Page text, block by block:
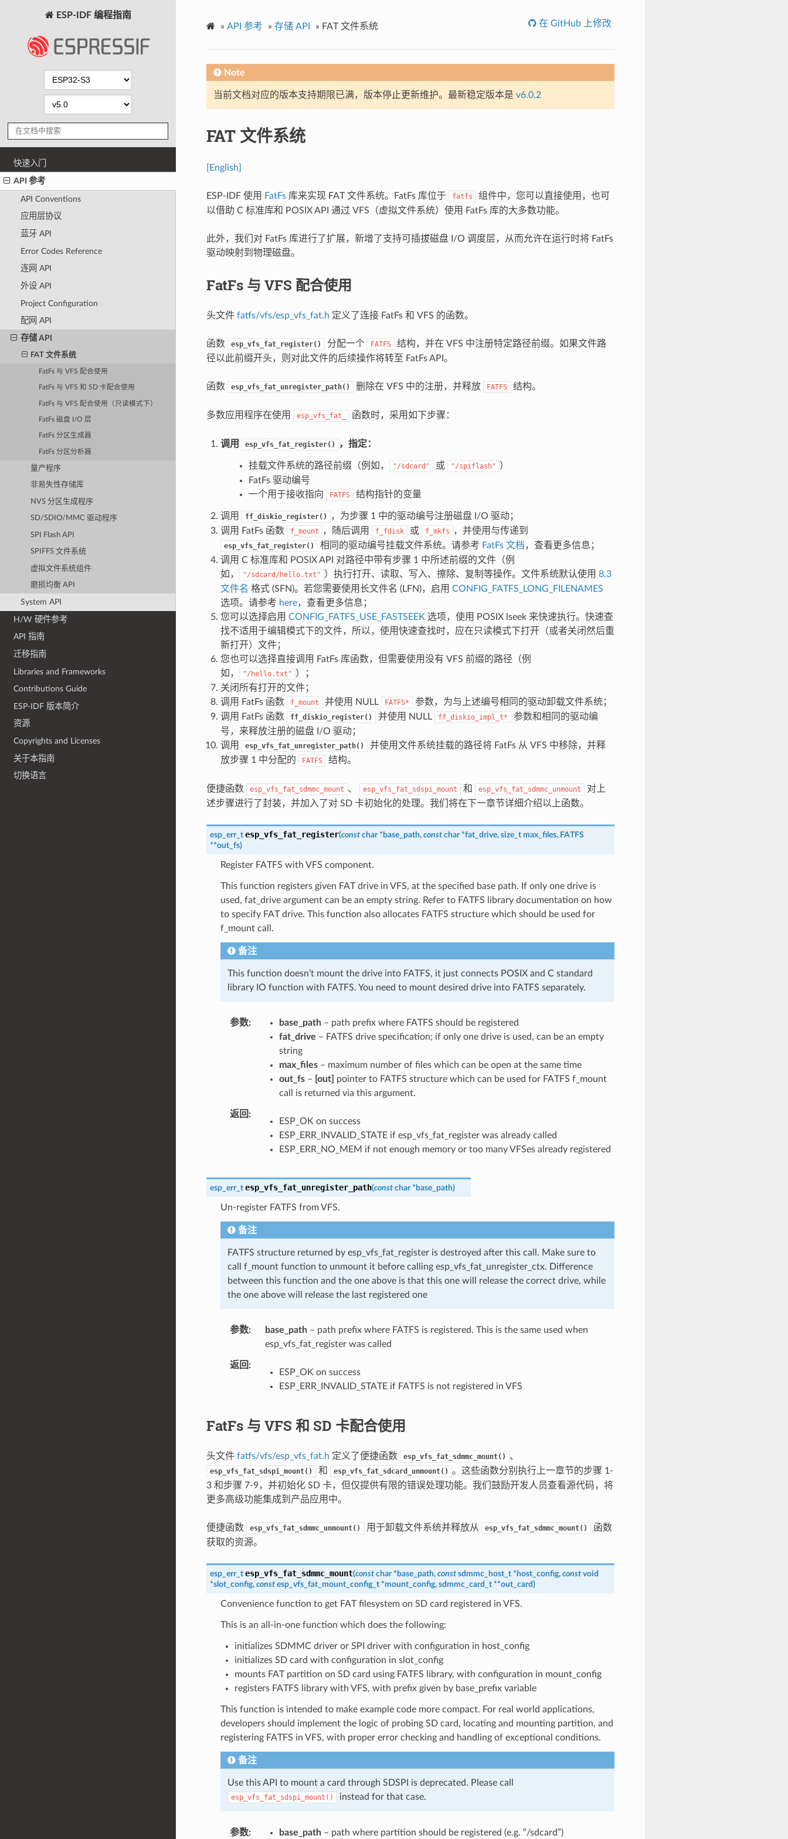
ESP-IDF 编程指南
快速入门
API 参考
API Conventions
应用层协议
蓝牙 API
Error Codes Reference
连网 API
外设 API
Project Configuration
配网 API
存储 API
FAT 文件系统
FatFs 与 VFS 配合使用
FatFs 与 VFS 和 SD 卡配合使用
FatFs 与 VFS 配合使用（只读模式下）
FatFs 磁盘 I/O 层
FatFs 分区生成器
FatFs 分区分析器
量产程序
非易失性存储库
NVS 分区生成程序
SD/SDIO/MMC 驱动程序
SPI Flash API
SPIFFS 文件系统
虚拟文件系统组件
磨损均衡 API
System API
H/W 硬件参考
API 指南
迁移指南
Libraries and Frameworks
Contributions Guide
ESP-IDF 版本简介
资源
Copyrights and Licenses
关于本指南
切换语言
» API 参考 » 存储 API » FAT 文件系统 在 GitHub 上修改
Note
当前文档对应的版本支持期限已满，版本停止更新维护。最新稳定版本是 v6.0.2
FAT 文件系统
[English]
ESP-IDF 使用 FatFs库来实现 FAT 文件系统。FatFs 库位于 fatfs
组件中，您可以直接使用，也可
以借助 C 标准库和 POSIX API 通过 VFS（虚拟文件系统）使用 FatFs 库的大多数功能。
此外，我们对 FatFs 库进行了扩展，新增了支持可插拔磁盘 I/O 调度层，从而允许在运行时将 FatFs
驱动映射到物理磁盘。
FatFs 与 VFS 配合使用
头文件 fatfs/vfs/esp_vfs_fat.h 定义了连接 FatFs 和 VFS 的函数。
函数 esp_vfs_fat_register() 分配一个 FATFS
结构，并在 VFS 中注册特定路径前缀。如果文件路
径以此前缀开头，则对此文件的后续操作将转至 FatFs API。
函数 esp_vfs_fat_unregister_path() 删除在 VFS 中的注册，并释放 FATFS 结构。
多数应用程序在使用 esp_vfs_fat_ 函数时，采用如下步骤：
调用 esp_vfs_fat_register() ，指定：
挂载文件系统的路径前缀（例如， "/sdcard" 或 "/spiflash"
）
FatFs 驱动编号
一个用于接收指向
FATFS 结构指针的变量
调用 ff_diskio_register()
，为步骤 1 中的驱动编号注册磁盘 I/O 驱动；
调用 FatFs 函数
f_mount ，随后调用 f_fdisk 或 f_mkfs ，并使用与传递到
esp_vfs_fat_register() 相同的驱动编号挂载文件系统。请参考 FatFs 文档，查看更多信息；
调用 C 标准库和 POSIX API 对路径中带有步骤 1 中所述前缀的文件（例
如，
"/sdcard/hello.txt" ）执行打开、读取、写入、擦除、复制等操作。文件系统默认使用 8.3
文件名 格式 (SFN)。若您需要使用长文件名 (LFN)，启用 CONFIG_FATFS_LONG_FILENAMES
选项。请参考 here，查看更多信息；
您可以选择启用 CONFIG_FATFS_USE_FASTSEEK 选项，使用 POSIX lseek 来快速执行。快速查
找不适用于编辑模式下的文件，所以，使用快速查找时，应在只读模式下打开（或者关闭然后重
新打开）文件；
您也可以选择直接调用 FatFs 库函数，但需要使用没有 VFS 前缀的路径（例
如，
"/hello.txt"
）；
关闭所有打开的文件；
调用 FatFs 函数
f_mount 并使用 NULL FATFS*
参数，为与上述编号相同的驱动卸载文件系统；
调用 FatFs 函数
ff_diskio_register() 并使用 NULL ff_diskio_impl_t*
参数和相同的驱动编
号，来释放注册的磁盘 I/O 驱动；
调用
esp_vfs_fat_unregister_path()
并使用文件系统挂载的路径将 FatFs 从 VFS 中移除，并释
放步骤 1 中分配的
FATFS 结构。
便捷函数 esp_vfs_fat_sdmmc_mount 、 esp_vfs_fat_sdspi_mount 和 esp_vfs_fat_sdmmc_unmount
对上
述步骤进行了封装，并加入了对 SD 卡初始化的处理。我们将在下一章节详细介绍以上函数。
esp_err_t esp_vfs_fat_register(const char * base_path, const char *fat_drive, size_t max_files, FATFS
**out_fs)
Register FATFS with VFS component.
This function registers given FAT drive in VFS, at the specified base path. If only one drive is
used, fat_drive argument can be an empty string. Refer to FATFS library documentation on how
to specify FAT drive. This function also allocates FATFS structure which should be used for
f_mount call.
备注
This function doesn’t mount the drive into FATFS, it just connects POSIX and C standard
library IO function with FATFS. You need to mount desired drive into FATFS separately.
参数 base_path– path prefix where FATFS should be registered
fat_drive – FATFS drive specification; if only one drive is used, can be an empty
string
max_files– maximum number of files which can be open at the same time
out_fs– [out]
pointer to FATFS structure which can be used for FATFS f_mount
call is returned via this argument.
返回
ESP_OK on success
ESP_ERR_INVALID_STATE if esp_vfs_fat_register was already called
ESP_ERR_NO_MEM if not enough memory or too many VFSes already registered
esp_err_t esp_vfs_fat_unregister_path(const char * base_path)
Un-register FATFS from VFS.
备注
FATFS structure returned by esp_vfs_fat_register is destroyed after this call. Make sure to
call f_mount function to unmount it before calling esp_vfs_fat_unregister_ctx. Difference
between this function and the one above is that this one will release the correct drive, while
the one above will release the last registered one
参数 base_path– path prefix where FATFS is registered. This is the same used when
esp_vfs_fat_register was called
返回
ESP_OK on success
ESP_ERR_INVALID_STATE if FATFS is not registered in VFS
FatFs 与 VFS 和 SD 卡配合使用
头文件 fatfs/vfs/esp_vfs_fat.h 定义了便捷函数 esp_vfs_fat_sdmmc_mount() 、
esp_vfs_fat_sdspi_mount() 和 esp_vfs_fat_sdcard_unmount() 。这些函数分别执行上一章节的步骤 1-
3 和步骤 7-9，并初始化 SD 卡，但仅提供有限的错误处理功能。我们鼓励开发人员查看源代码，将
更多高级功能集成到产品应用中。
便捷函数 esp_vfs_fat_sdmmc_unmount() 用于卸载文件系统并释放从 esp_vfs_fat_sdmmc_mount()
函数
获取的资源。
esp_err_t esp_vfs_fat_sdmmc_mount(const char * base_path, const sdmmc_host_t * host_config, const void
*slot_config, const esp_vfs_fat_mount_config_t *mount_config, sdmmc_card_t **out_card)
Convenience function to get FAT filesystem on SD card registered in VFS.
This is an all-in-one function which does the following:
initializes SDMMC driver or SPI driver with configuration in host_config
initializes SD card with configuration in slot_config
mounts FAT partition on SD card using FATFS library, with configuration in mount_config
registers FATFS library with VFS, with prefix given by base_prefix variable
This function is intended to make example code more compact. For real world applications,
developers should implement the logic of probing SD card, locating and mounting partition, and
registering FATFS in VFS, with proper error checking and handling of exceptional conditions.
备注
Use this API to mount a card through SDSPI is deprecated. Please call
esp_vfs_fat_sdspi_mount() instead for that case.
参数 base_path– path where partition should be registered (e.g. “/sdcard”)